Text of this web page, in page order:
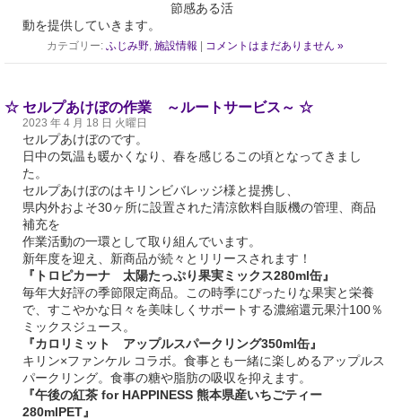
節感ある活
動を提供していきます。
カテゴリー:ふじみ野,施設情報 コメントはまだありません »
☆ セルプあけぼの作業 ～ルートサービス～ ☆
2023 年 4 月 18 日 火曜日
セルプあけぼのです。
日中の気温も暖かくなり、春を感じるこの頃となってきまし
た。
セルプあけぼのはキリンビバレッジ様と提携し、
県内外およそ30ヶ所に設置された清涼飲料自販機の管理、商品
補充を
作業活動の一環として取り組んでいます。
新年度を迎え、新商品が続々とリリースされます！
『トロピカーナ 太陽たっぷり果実ミックス280ml缶』
毎年大好評の季節限定商品。この時季にぴったりな果実と栄養
で、すこやかな日々を美味しくサポートする濃縮還元果汁100％
ミックスジュース。
『カロリミット アップルスパークリング350ml缶』
キリン×ファンケル コラボ。食事とも一緒に楽しめるアップルス
パークリング。食事の糖や脂肪の吸収を抑えます。
『午後の紅茶 for HAPPINESS 熊本県産いちごティー
280mlPET』